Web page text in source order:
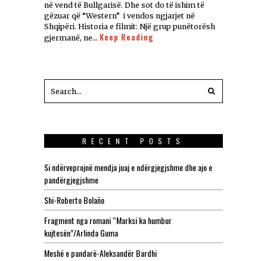
në vend të Bullgarisë. Dhe sot do të ishim të
gëzuar që “Western” i vendos ngjarjet në
Shqipëri. Historia e filmit: Një grup punëtorësh
gjermanë, ne… Keep Reading
RECENT POSTS
Si ndërveprojnë mendja juaj e ndërgjegjshme dhe ajo e
pandërgjegjshme
Shi-Roberto Bolaño
Fragment nga romani “Marksi ka humbur
kujtesën”/Arlinda Guma
Meshë e pandarë-Aleksandër Bardhi